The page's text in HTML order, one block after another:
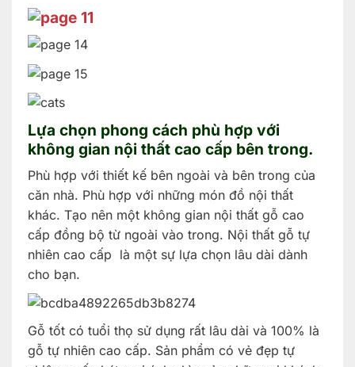
Lựa chọn phong cách phù hợp với
không gian nội thất cao cấp bên trong.
Phù hợp với thiết kế bên ngoài và bên trong của
căn nhà. Phù hợp với những món đồ nội thất
khác. Tạo nên một không gian nội thất gỗ cao
cấp đồng bộ từ ngoài vào trong. Nội thất gỗ tự
nhiên cao cấp là một sự lựa chọn lâu dài dành
cho bạn.
Gỗ tốt có tuổi thọ sử dụng rất lâu dài và 100% là
gỗ tự nhiên cao cấp. Sản phẩm có vẻ đẹp tự